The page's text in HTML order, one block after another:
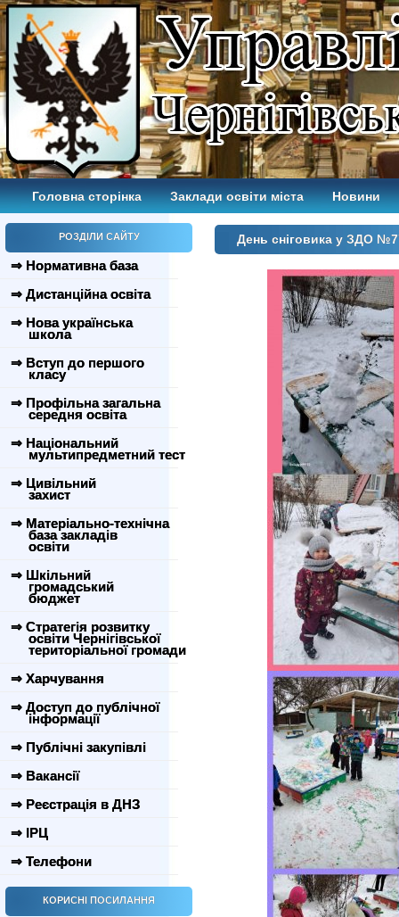
Головна сторінка Заклади освіти міста Новини
РОЗДІЛИ САЙТУ
⇒ Нормативна база
⇒ Дистанційна освіта
⇒ Нова українська
школа
⇒ Вступ до першого
класу
⇒ Профільна загальна
середня освіта
⇒ Національний
мультипредметний тест
⇒ Цивільний
захист
⇒ Матеріально-технічна
база закладів
освіти
⇒ Шкільний
громадський
бюджет
⇒ Стратегія розвитку
освіти Чернігівської
територіальної громади
⇒ Харчування
⇒ Доступ до публічної
інформації
⇒ Публічні закупівлі
⇒ Вакансії
⇒ Реєстрація в ДНЗ
⇒ ІРЦ
⇒ Телефони
КОРИСНІ ПОСИЛАННЯ
День сніговика у ЗДО